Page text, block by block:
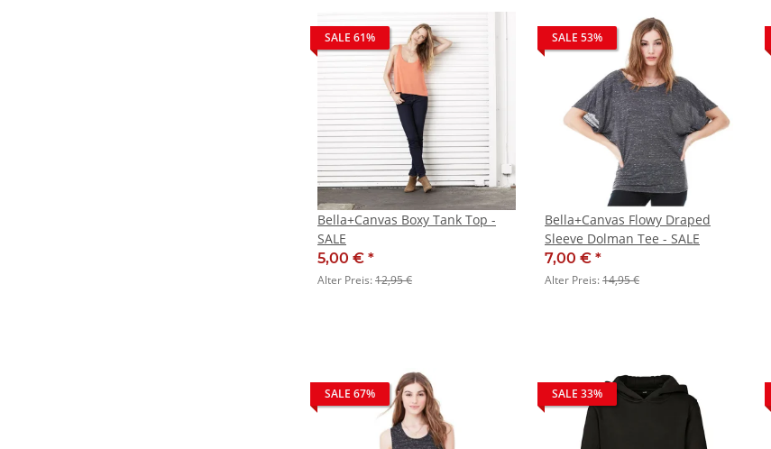
SALE 61%
Bella+Canvas Boxy Tank Top -
SALE
5,00 € *
Alter Preis:12,95 €
SALE 53%
Bella+Canvas Flowy Draped
Sleeve Dolman Tee - SALE
7,00 € *
Alter Preis:14,95 €
SALE 67% SALE 33%